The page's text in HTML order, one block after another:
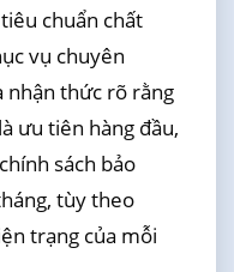
chuẩn chất
vụ chuyên
nhận thức rõ rằng
ưu tiên hàng đầu,
sách bảo
tùy theo
trạng của mỗi